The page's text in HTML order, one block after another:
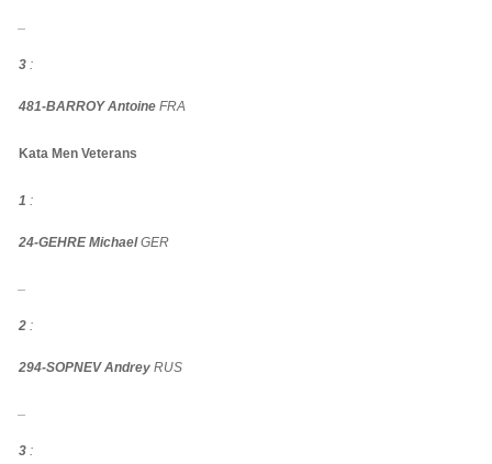
3 :
481-BARROY Antoine FRA
Kata Men Veterans
1 :
24-GEHRE MichaelGER
2 :
294-SOPNEV Andrey RUS
3 :